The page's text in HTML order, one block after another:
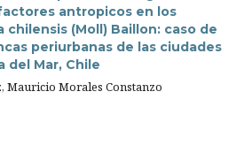
antropicos en los
chilensis (Moll) Baillon: caso de
periurbanas de las ciudades
del Mar, Chile
Mauricio Morales Constanzo